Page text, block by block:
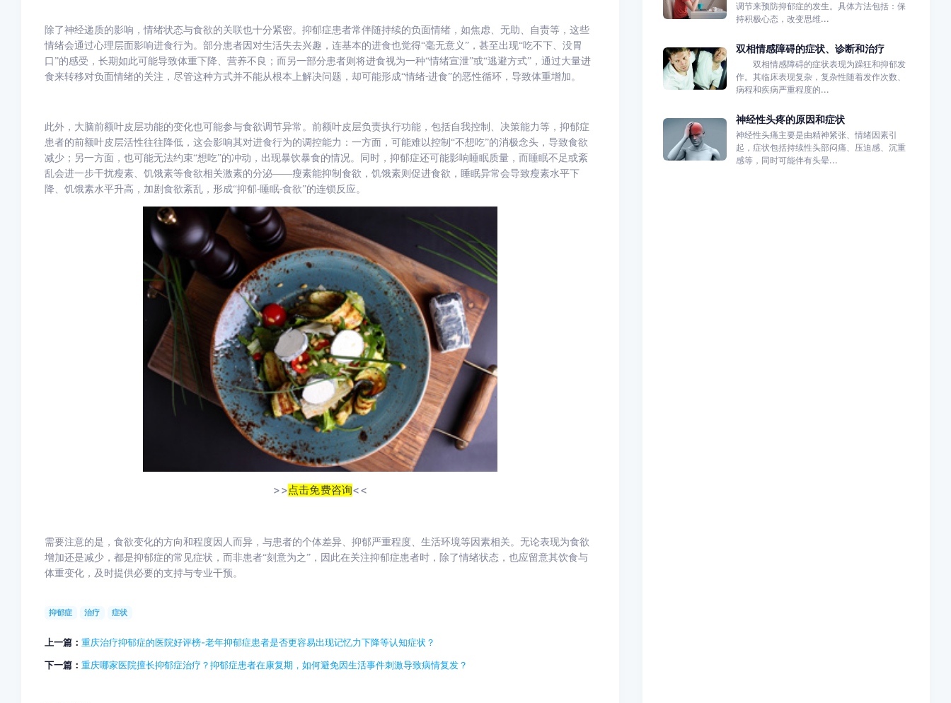
除了神经递质的影响，情绪状态与食欲的关联也十分紧密。抑郁症患者常伴随持续的负面情绪，如焦虑、无助、自责等，这些
情绪会通过心理层面影响进食行为。部分患者因对生活失去兴趣，连基本的进食也觉得“毫无意义”，甚至出现“吃不下、没胃
口”的感受，长期如此可能导致体重下降、营养不良；而另一部分患者则将进食视为一种“情绪宣泄”或“逃避方式”，通过大量进
食来转移对负面情绪的关注，尽管这种方式并不能从根本上解决问题，却可能形成“情绪-进食”的恶性循环，导致体重增加。​
此外，大脑前额叶皮层功能的变化也可能参与食欲调节异常。前额叶皮层负责执行功能，包括自我控制、决策能力等，抑郁症
患者的前额叶皮层活性往往降低，这会影响其对进食行为的调控能力：一方面，可能难以控制 “不想吃”的消极念头，导致食欲
减少；另一方面，也可能无法约束“想吃”的冲动，出现暴饮暴食的情况。同时，抑郁症还可能影响睡眠质量，而睡眠不足或紊
乱会进一步干扰瘦素、饥饿素等食欲相关激素的分泌——瘦素能抑制食欲，饥饿素则促进食欲，睡眠异常会导致瘦素水平下
降、饥饿素水平升高，加剧食欲紊乱，形成“抑郁-睡眠-食欲”的连锁反应。​
>>点击免费咨询<<
需要注意的是，食欲变化的方向和程度因人而异，与患者的个体差异、抑郁严重程度、生活环境等因素相关。无论表现为食欲
增加还是减少，都是抑郁症的常见症状，而非患者“刻意为之”，因此在关注抑郁症患者时，除了情绪状态，也应留意其饮食与
体重变化，及时提供必要的支持与专业干预。
抑郁症 治疗 症状
上一篇： 重庆治疗抑郁症的医院好评榜-老年抑郁症患者是否更容易出现记忆力下降等认知症状？
下一篇： 重庆哪家医院擅长抑郁症治疗？抑郁症患者在康复期，如何避免因生活事件刺激导致病情复发？
调节来预防抑郁症的发生。具体方法包括：保
持积极心态，改变思维...
双相情感障碍的症状、诊断和治疗
双相情感障碍的症状表现为躁狂和抑郁发
作。其临床表现复杂，复杂性随着发作次数、
病程和疾病严重程度的...
神经性头疼的原因和症状
神经性头痛主要是由精神紧张、情绪因素引
起，症状包括持续性头部闷痛、压迫感、沉重
感等，同时可能伴有头晕...